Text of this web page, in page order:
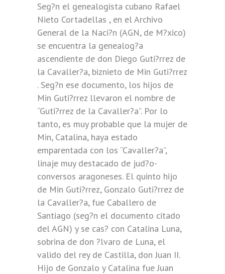
Seg?n el genealogista cubano Rafael
Nieto Cortadellas , en el Archivo
General de la Naci?n (AGN, de M?xico)
se encuentra la genealog?a
ascendiente de don Diego Guti?rrez de
la Cavaller?a, biznieto de Min Guti?rrez
. Seg?n ese documento, los hijos de
Min Guti?rrez llevaron el nombre de
“Guti?rrez de la Cavaller?a”. Por lo
tanto, es muy probable que la mujer de
Min, Catalina, haya estado
emparentada con los “Cavaller?a”,
linaje muy destacado de jud?o-
conversos aragoneses. El quinto hijo
de Min Guti?rrez, Gonzalo Guti?rrez de
la Cavaller?a, fue Caballero de
Santiago (seg?n el documento citado
del AGN) y se cas? con Catalina Luna,
sobrina de don ?lvaro de Luna, el
valido del rey de Castilla, don Juan II.
Hijo de Gonzalo y Catalina fue Juan